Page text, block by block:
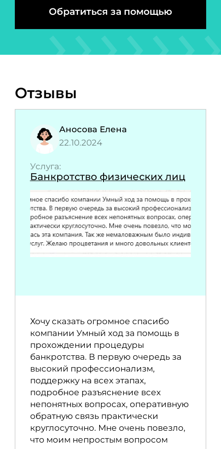
Обратиться за помощью
Отзывы
Аносова Елена
22.10.2024
Услуга:
Банкротство физических лиц
Хочу сказать огромное спасибо
компании Умный ход за помощь в
прохождении процедуры
банкротства. В первую очередь за
высокий профессионализм,
поддержку на всех этапах,
подробное разъяснение всех
непонятных вопросах, оперативную
обратную связь практически
круглосуточно. Мне очень повезло,
что моим непростым вопросом